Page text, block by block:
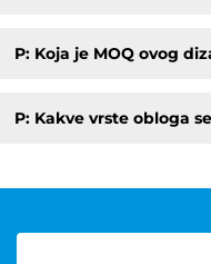
P: Koja je MOQ ovog
P: Kakve vrste obloga